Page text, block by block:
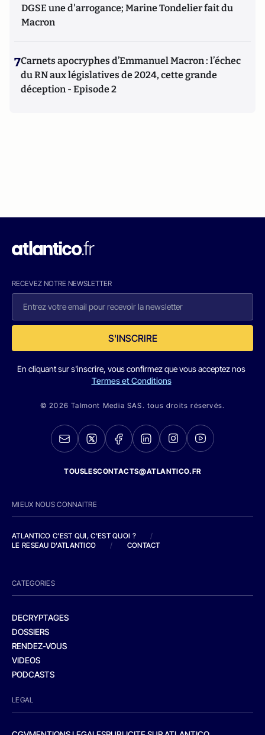
DGSE une d'arrogance; Marine Tondelier fait du
Macron
7Carnets apocryphes d’Emmanuel Macron : l’échec
du RN aux législatives de 2024, cette grande
déception - Episode 2
RECEVEZ NOTRE NEWSLETTER
S'INSCRIRE
En cliquant sur s'inscrire, vous confirmez que vous acceptez nos
Termes et Conditions
© 2026 Talmont Media SAS. tous droits réservés.
TOUSLESCONTACTS@ATLANTICO.FR
MIEUX NOUS CONNAITRE
ATLANTICO C'EST QUI, C'EST QUOI ?
/
LE RESEAU D'ATLANTICO
/ CONTACT
CATEGORIES
DECRYPTAGES
DOSSIERS
RENDEZ-VOUS
VIDEOS
PODCASTS
LEGAL